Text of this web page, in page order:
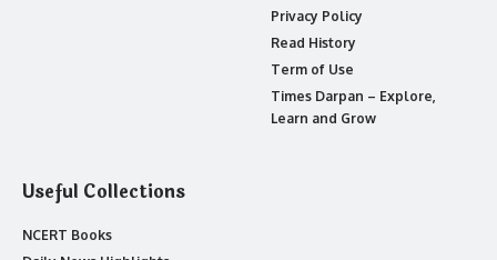
Privacy Policy
Read History
Term of Use
Times Darpan – Explore,
Learn and Grow
Useful Collections
NCERT Books